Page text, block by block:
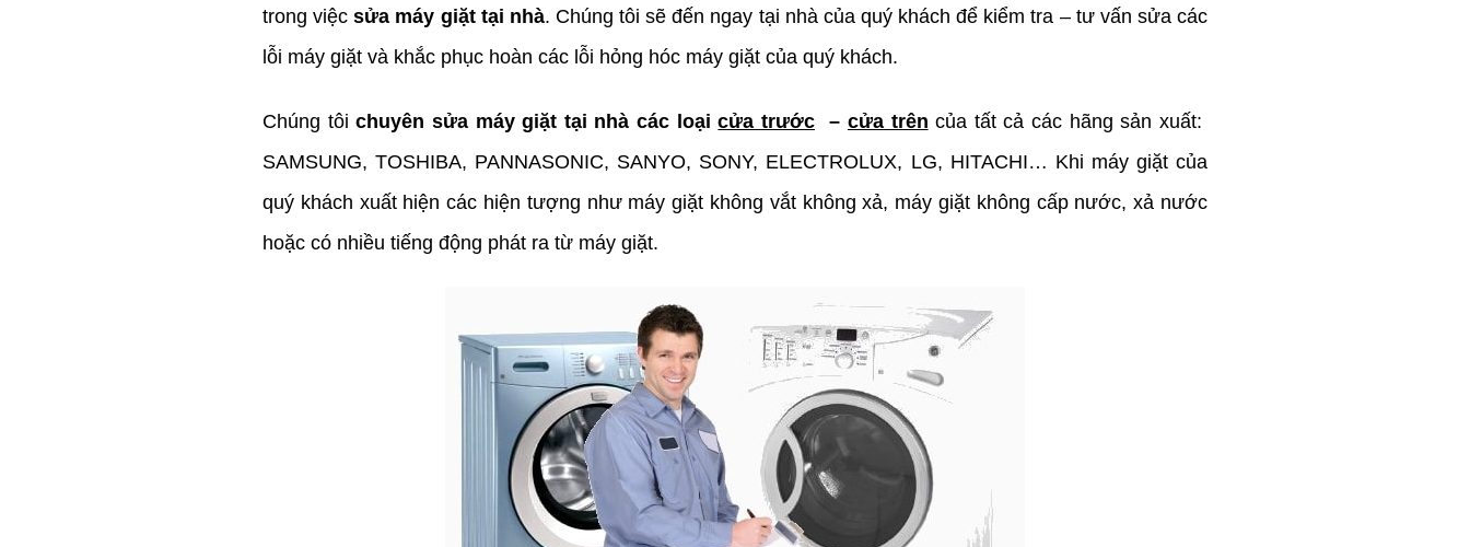
trong việcsửa máy giặt tại nhà. Chúng tôi sẽ đến ngay tại nhà của quý khách để kiểm tra – tư vấn sửa các
lỗi máy giặt và khắc phục hoàn các lỗi hỏng hóc máy giặt của quý khách.
Chúng tôichuyên sửa máy giặt tại nhà các loạicửa trước – cửa trên của tất cả các hãng sản xuất:
SAMSUNG, TOSHIBA, PANNASONIC, SANYO, SONY, ELECTROLUX, LG, HITACHI… Khi máy giặt của
quý khách xuất hiện các hiện tượng như máy giặt không vắt không xả, máy giặt không cấp nước, xả nước
hoặc có nhiều tiếng động phát ra từ máy giặt.